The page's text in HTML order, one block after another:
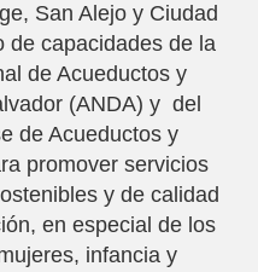
San Alejo y Ciudad
de capacidades de la
de Acueductos y
(ANDA) y del
de Acueductos y
promover servicios
y de calidad
en especial de los
infancia y